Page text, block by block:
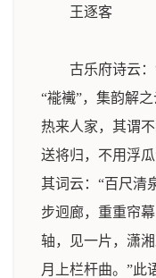
王逐客
古乐府诗云：“
“褦襶”，集韵解
热来人家，其谓
送将归，不用浮
其词云：“百尺清
步迥廊，重重帘
轴，见一片，潇
月上栏杆曲。”此